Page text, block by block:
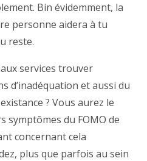
Bin évidemment, la
personne aidera à tu
reste.
services trouver
d’inadéquation et aussi du
? Vous aurez le
symptômes du FOMO de
concernant cela
plus que parfois au sein